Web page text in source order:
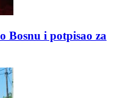
Bosnu i potpisao za